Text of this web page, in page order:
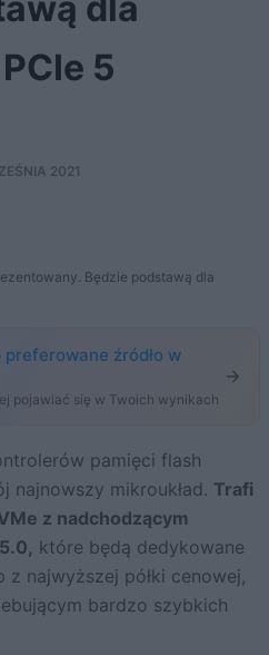
5
2021
Będzie podstawą dla
preferowane źródło w
pojawiać się w Twoich wynikach
najnowszy mikroukład. Trafi
z nadchodzącym
które będą dedykowane
najwyższej półki cenowej,
bardzo szybkich